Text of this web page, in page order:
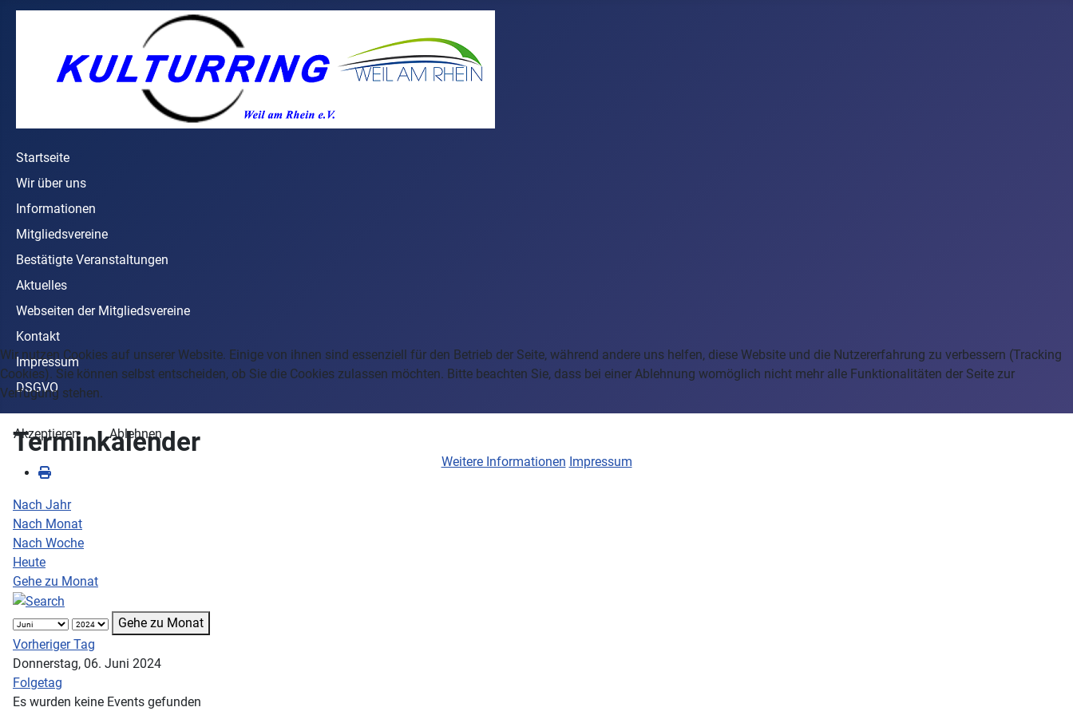
Startseite
Wir über uns
Informationen
Mitgliedsvereine
Bestätigte Veranstaltungen
Aktuelles
Webseiten der Mitgliedsvereine
Kontakt
Impressum
DSGVO
Terminkalender
Nach Jahr
Nach Monat
Nach Woche
Heute
Gehe zu Monat
Gehe zu Monat
Vorheriger Tag
Donnerstag, 06. Juni 2024
Folgetag
Es wurden keine Events gefunden
Wir nutzen Cookies auf unserer Website. Einige von ihnen sind essenziell für den Betrieb der Seite, während andere uns helfen, diese Website und die Nutzererfahrung zu verbessern (Tracking
Cookies). Sie können selbst entscheiden, ob Sie die Cookies zulassen möchten. Bitte beachten Sie, dass bei einer Ablehnung womöglich nicht mehr alle Funktionalitäten der Seite zur
Verfügung stehen.
Akzeptieren
Ablehnen
Weitere Informationen Impressum